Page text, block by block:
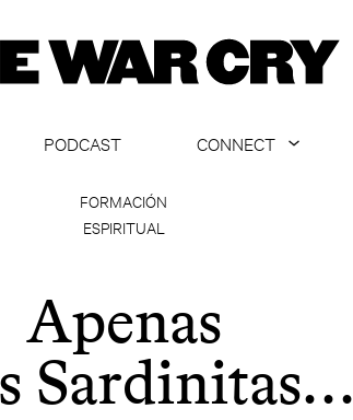
PODCAST
CONNECT
FORMACIÓN
ESPIRITUAL
Apenas
Sardinitas…